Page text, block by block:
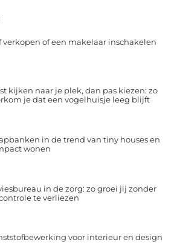
verkopen of een makelaar inschakelen
kijken naar je plek, dan pas kiezen: zo
je dat een vogelhuisje leeg blijft
in de trend van tiny houses en
wonen
in de zorg: zo groei jij zonder
te verliezen
voor interieur en design